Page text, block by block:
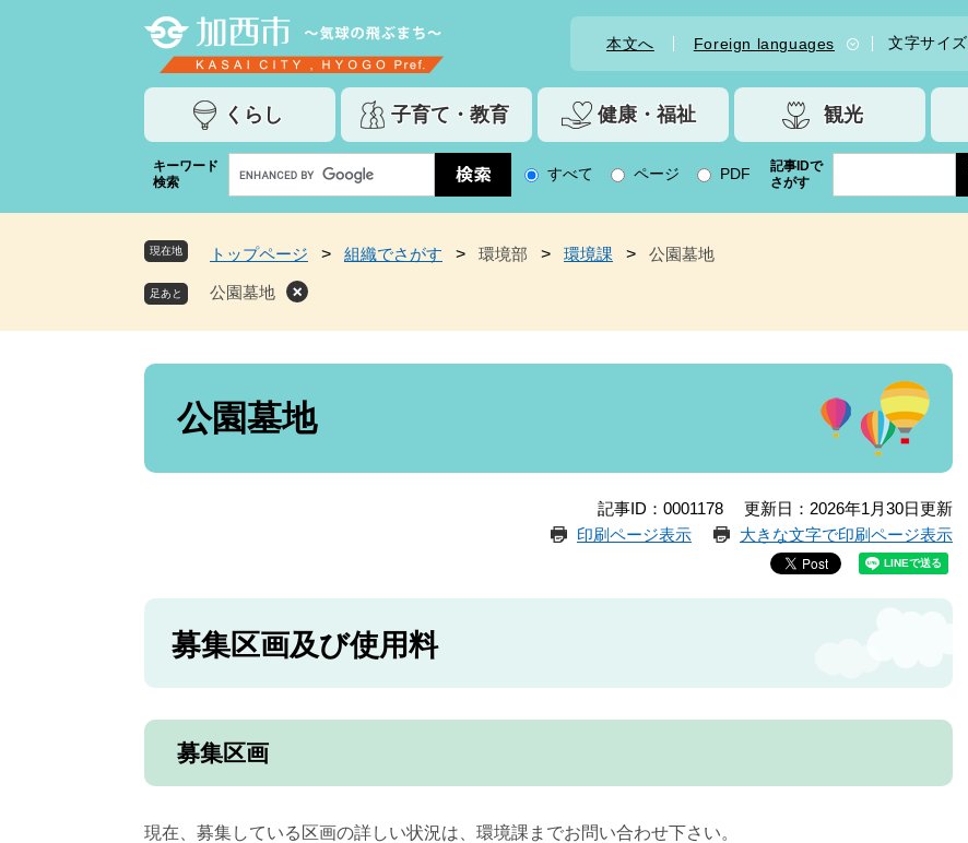
本文へ Foreign languages 文字サイズ
くらし 子育て・教育 健康・福祉 観光
キーワード
検索
o
l
カ
索
すべて ページ PDF
記事IDで
さがす
現在地 トップページ > 組織でさがす > 環境部 > 環境課 > 公園墓地
公園墓地
本
公園墓地
記事ID：0001178
更新日：2026年1月30日更新
印刷ページ表示
大きな文字で印刷ページ表示
募集区画及び使用料
募集区画
現在、募集している区画の詳しい状況は、環境課までお問い合わせ下さい。